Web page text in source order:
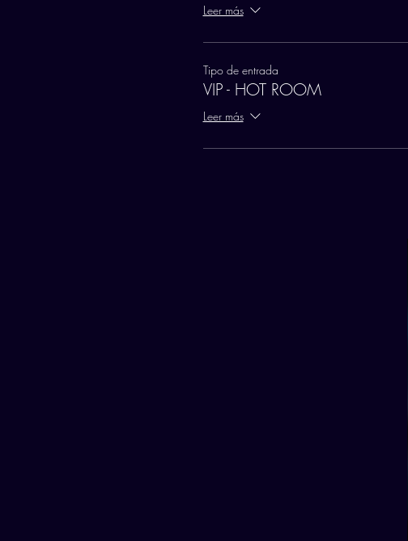
Leer más
Tipo de entrada
VIP - HOT ROOM
Leer más